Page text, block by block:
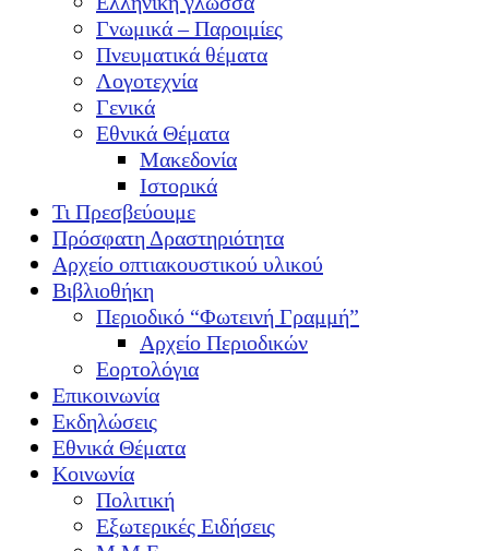
Γνωμικά – Παροιμίες
Πνευματικά θέματα
Λογοτεχνία
Γενικά
Εθνικά Θέματα
Μακεδονία
Ιστορικά
Τι Πρεσβεύουμε
Πρόσφατη Δραστηριότητα
Αρχείο οπτιακουστικού υλικού
Βιβλιοθήκη
Περιοδικό “Φωτεινή Γραμμή”
Αρχείο Περιοδικών
Εορτολόγια
Επικοινωνία
Εκδηλώσεις
Εθνικά Θέματα
Κοινωνία
Πολιτική
Εξωτερικές Ειδήσεις